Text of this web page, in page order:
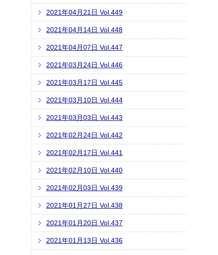
2021年04月21日 Vol.449
2021年04月14日 Vol.448
2021年04月07日 Vol.447
2021年03月24日 Vol.446
2021年03月17日 Vol.445
2021年03月10日 Vol.444
2021年03月03日 Vol.443
2021年02月24日 Vol.442
2021年02月17日 Vol.441
2021年02月10日 Vol.440
2021年02月03日 Vol.439
2021年01月27日 Vol.438
2021年01月20日 Vol.437
2021年01月13日 Vol.436